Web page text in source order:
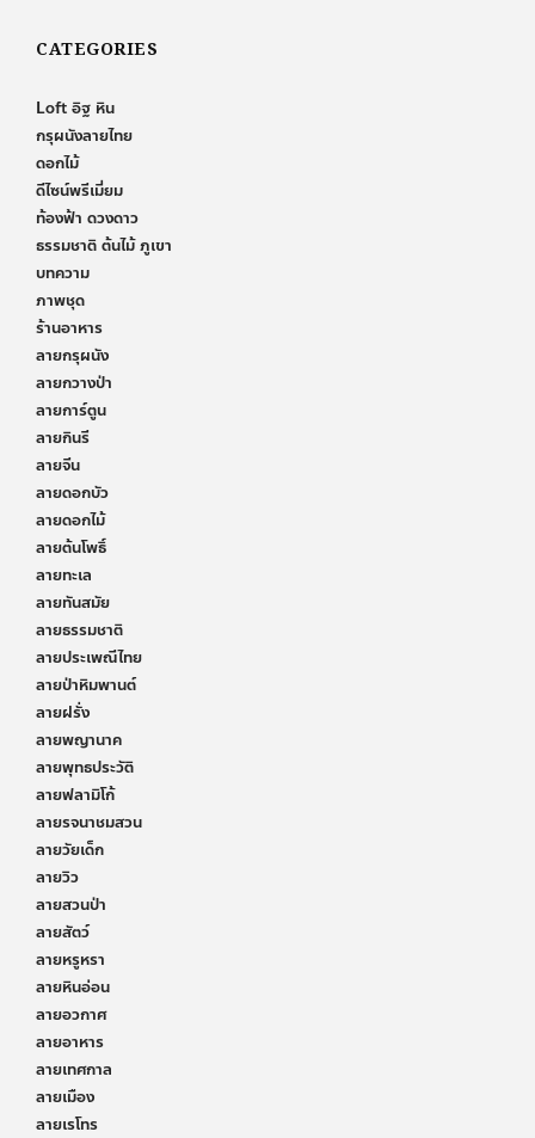
CATEGORIES
Loft อิฐ หิน
กรุผนังลายไทย
ดอกไม้
ดีไซน์พรีเมี่ยม
ท้องฟ้า ดวงดาว
ธรรมชาติ ต้นไม้ ภูเขา
บทความ
ภาพชุด
ร้านอาหาร
ลายกรุผนัง
ลายกวางป่า
ลายการ์ตูน
ลายกินรี
ลายจีน
ลายดอกบัว
ลายดอกไม้
ลายต้นโพธิ์
ลายทะเล
ลายทันสมัย
ลายธรรมชาติ
ลายประเพณีไทย
ลายป่าหิมพานต์
ลายฝรั่ง
ลายพญานาค
ลายพุทธประวัติ
ลายฟลามิโก้
ลายรจนาชมสวน
ลายวัยเด็ก
ลายวิว
ลายสวนป่า
ลายสัตว์
ลายหรูหรา
ลายหินอ่อน
ลายอวกาศ
ลายอาหาร
ลายเทศกาล
ลายเมือง
ลายเรโทร